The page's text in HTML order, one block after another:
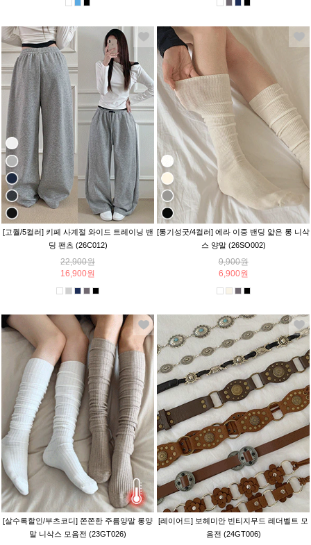
[고퀄/5컬러] 키페 사계절 와이드 트레이닝 밴
딩 팬츠 (26C012)
22,900원
16,900원
[통기성굿/4컬러] 에라 이중 밴딩 얇은 롱 니삭
스 양말 (26SO002)
9,900원
6,900원
[살수록할인/부츠코디] 쫀쫀한 주름양말 롱양
말 니삭스 모음전 (23GT026)
[레이어드] 보헤미안 빈티지무드 레더벨트 모
음전 (24GT006)